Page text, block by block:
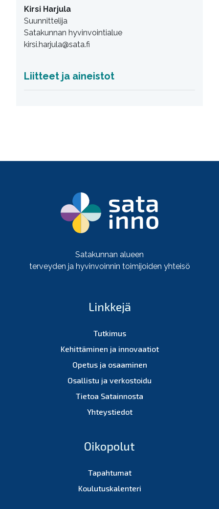
Kirsi Harjula
Suunnittelija
Satakunnan hyvinvointialue
kirsi.harjula@sata.fi
Liitteet ja aineistot
Satakunnan alueen
terveyden ja hyvinvoinnin toimijoiden yhteisö
Linkkejä
Tutkimus
Kehittäminen ja innovaatiot
Opetus ja osaaminen
Osallistu ja verkostoidu
Tietoa Satainnosta
Yhteystiedot
Oikopolut
Tapahtumat
Koulutuskalenteri